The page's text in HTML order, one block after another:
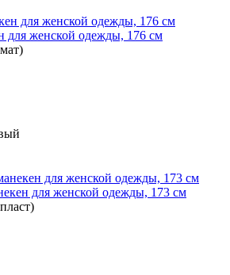
для женской одежды, 176 см
для женской одежды, 173 см